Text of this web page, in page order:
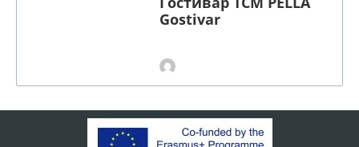
Gostivar